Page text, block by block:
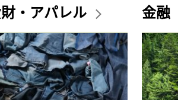
・アパレル 金融